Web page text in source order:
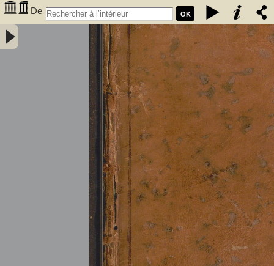
OK
De
l'électricité des végétaux : ouvrage dans lequel on traite de
l'électricité de l'atmosphere sur les plantes, de ses effets sur
l'économie des végétaux, de leurs vertus médico & nutritivo-
électriques, & principalement des moyens de pratique de l'appliquer
utilement à l'agriculture, avec l'invention d'un électro-végétometre .
Avec figures en taille-douce. Par M. l'Abbé Bertholon, de S. Lazare,
professeur de physique expérimentale des états généraux de la
province de Languedoc ... - Bertholon, Pierre Nicolas (abbé ; 1742-